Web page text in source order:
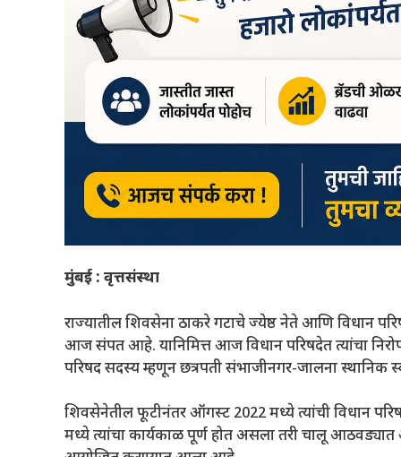
मुंबई : वृत्तसंस्था
राज्यातील शिवसेना ठाकरे गटाचे ज्येष्ठ नेते आणि विधान
आज संपत आहे. यानिमित्त आज विधान परिषदेत त्यांचा
परिषद सदस्य म्हणून छत्रपती संभाजीनगर-जालना स्थानिक
शिवसेनेतील फूटीनंतर ऑगस्ट 2022 मध्ये त्यांची विधान
मध्ये त्यांचा कार्यकाळ पूर्ण होत असला तरी चालू